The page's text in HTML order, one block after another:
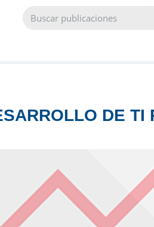
DE TI